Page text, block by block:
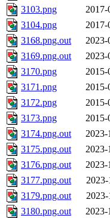
3103.png
2017-
3104.png
2017-
3168.png.out
2023-
3169.png.out
2023-
3170.png
2015-
3171.png
2015-
3172.png
2015-
3173.png
2015-
3174.png.out
2023-
3175.png.out
2023-
3176.png.out
2023-
3177.png.out
2023-
3179.png.out
2023-
3180.png.out
2023-